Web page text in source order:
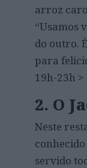
arroz
“Usamos
do outro.
para
19h-23h >
2. O
Neste
servido